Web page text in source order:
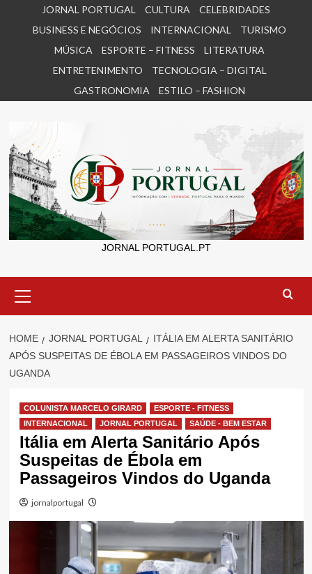
JORNAL PORTUGAL CULTURA
CELEBRIDADES
BUSINESS E NEGÓCIOS
INTERNACIONAL
TURISMO
MÚSICA
ESPORTE – FITNESS
LITERATURA
ENTRETENIMENTO
TECNOLOGIA – DIGITAL
GASTRONOMIA
ESTILO – FASHION
JORNAL PORTUGAL.PT
Menu
HOME JORNAL PORTUGAL
ITÁLIA EM ALERTA SANITÁRIO
APÓS SUSPEITAS DE ÉBOLA EM PASSAGEIROS VINDOS DO
UGANDA
COLUNISTA MARCELO GIRARD
ESPORTE - FITNESS
INTERNACIONAL
JORNAL PORTUGAL SAÚDE - BEM ESTAR
Itália em Alerta Sanitário Após
Suspeitas de Ébola em
Passageiros Vindos do Uganda
jornalportugal